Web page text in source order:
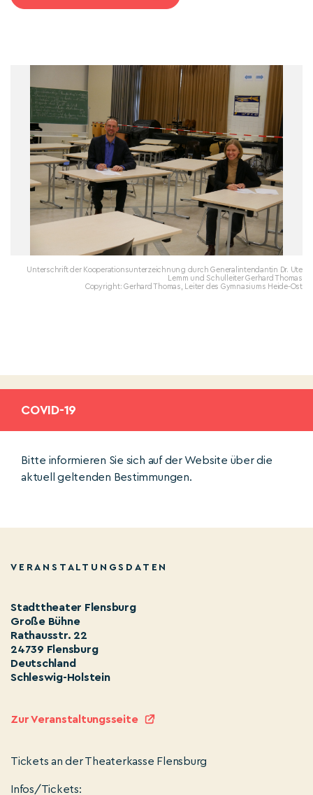
Unterschrift der Kooperationsunterzeichnung durch Generalintendantin Dr. Ute
Lemm und Schulleiter Gerhard Thomas
Copyright: Gerhard Thomas, Leiter des Gymnasiums Heide-Ost
COVID-19
Bitte informieren Sie sich auf der Website über die
aktuell geltenden Bestimmungen.
VERANSTALTUNGSDATEN
Stadttheater Flensburg
Große Bühne
Rathausstr. 22
24739 Flensburg
Deutschland
Schleswig-Holstein
Zur Veranstaltungsseite
Tickets an der Theaterkasse Flensburg
Infos/Tickets: